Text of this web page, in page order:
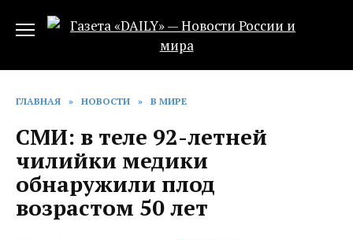
ГЛАВНАЯ » НОВОСТИ » В МИРЕ
СМИ: в теле 92-летней
чилийки медики
обнаружили плод
возрастом 50 лет